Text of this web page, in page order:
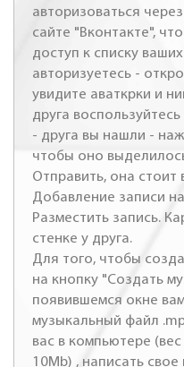
авторизоваться
сайте "Вконтакте",
доступ к списку
авторизуетесь -
увидите аваткрки и
друга
- друга вы нашли -
чтобы оно
Отправить, она стоит
Добавление записи
Разместить запись.
стенке у друга.
Для того, чтобы
на кнопку "Создать
появившемся окне
музыкальный файл
вас в компьютере
10Mb) , написать